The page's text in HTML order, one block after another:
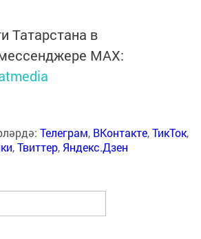
Татарстана в
MАХ:
Телеграм, ВКонтакте,ТикТок,
,Твиттер, Яндекс.Дзен